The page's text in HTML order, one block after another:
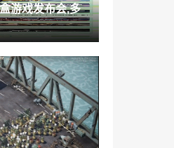
戏发布会,多款游戏
已超过8亿美元
年被盗版最多的经典
游戏发布会,多